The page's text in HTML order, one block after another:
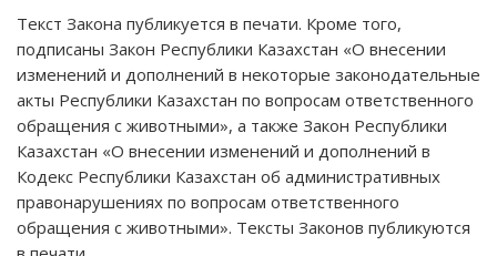
Текст Закона публикуется в печати. Кроме того,
подписаны Закон Республики Казахстан «О внесении
изменений и дополнений в некоторые законодательные
акты Республики Казахстан по вопросам ответственного
обращения с животными», а также Закон Республики
Казахстан «О внесении изменений и дополнений в
Кодекс Республики Казахстан об административных
правонарушениях по вопросам ответственного
обращения с животными». Тексты Законов публикуются